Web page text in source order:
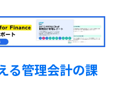
る管理会計の課